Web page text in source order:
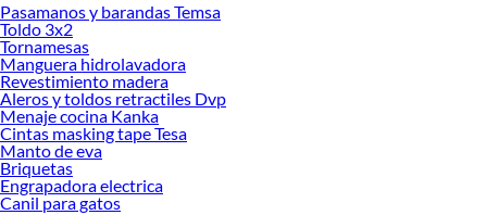
Pasamanos y barandas Temsa
Toldo 3x2
Tornamesas
Manguera hidrolavadora
Revestimiento madera
Aleros y toldos retractiles Dvp
Menaje cocina Kanka
Cintas masking tape Tesa
Manto de eva
Briquetas
Engrapadora electrica
Canil para gatos